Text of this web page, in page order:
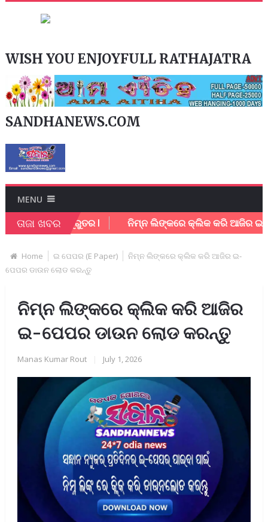
WISH YOU ENJOYFULL RATHAJATRA
SANDHANEWS.COM
MENU
ତାଜା ଖବର
କର୍ମଚାରି ଗୁରୁତର l ନିମ୍ନ ଲିଙ୍କରେ କ୍ଲିକ କରି ଆଜିର ଇ –
Home ଇ ପେପର (E Paper)
ନିମ୍ନ ଲିଙ୍କରେ କ୍ଲିକ କରି ଆଜିର ଇ-
ପେପର ଡାଉନ ଲୋଡ କରନ୍ତୁ
ନିମ୍ନ ଲିଙ୍କରେ କ୍ଲିକ କରି ଆଜିର
ଇ-ପେପର ଡାଉନ ଲୋଡ କରନ୍ତୁ
Manas Kumar Rout July 1, 2026